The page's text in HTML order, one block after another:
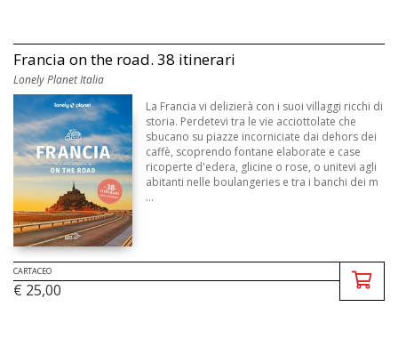
Francia on the road. 38 itinerari
Lonely Planet Italia
La Francia vi delizierà con i suoi villaggi ricchi di
storia. Perdetevi tra le vie acciottolate che
sbucano su piazze incorniciate dai dehors dei
caffè, scoprendo fontane elaborate e case
ricoperte d'edera, glicine o rose, o unitevi agli
abitanti nelle boulangeries e tra i banchi dei m
...
CARTACEO
€ 25,00